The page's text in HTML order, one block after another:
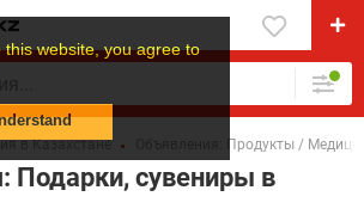
website, you agree to
в Казахстане Объявления: Продукты /
Подарки, сувениры в